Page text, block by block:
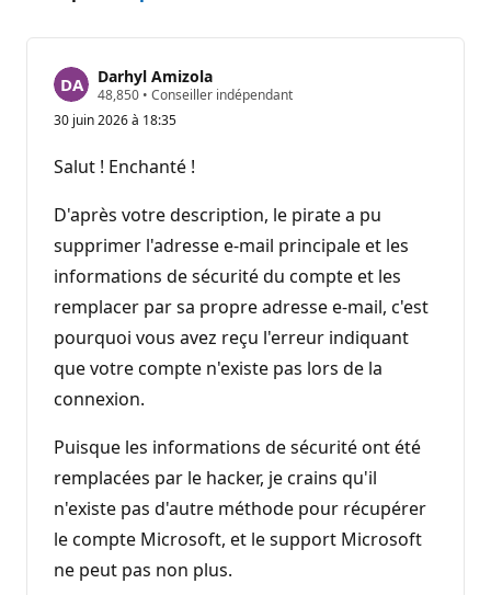
Darhyl Amizola
48,850 P
o
t
s
e
r
é
u
a
i
n
• Conseiller indépendant
30 juin 2026 à 18:35
Salut ! Enchanté !
D'après votre description, le pirate a pu
supprimer l'adresse e-mail principale et les
informations de sécurité du compte et les
remplacer par sa propre adresse e-mail, c'est
pourquoi vous avez reçu l'erreur indiquant
que votre compte n'existe pas lors de la
connexion.
Puisque les informations de sécurité ont été
remplacées par le hacker, je crains qu'il
n'existe pas d'autre méthode pour récupérer
le compte Microsoft, et le support Microsoft
ne peut pas non plus.